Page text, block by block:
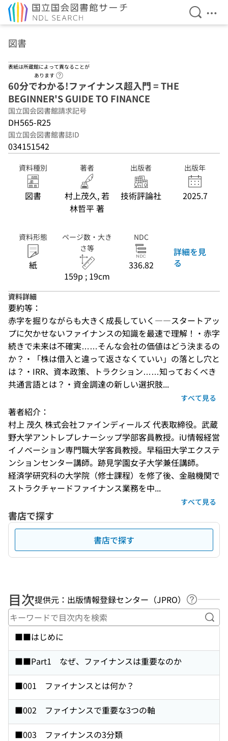
検索を
メ
図書
表紙は所蔵館によって異なることが
あります
60分でわかる!ファイナンス超入門 = THE
BEGINNER'S GUIDE TO FINANCE
国立国会図書館請求記号
DH565-R25
国立国会図書館書誌ID
034151542
資料種別
図書
著者
村上茂久, 若
林哲平 著
出版者
技術評論社
出版年
2025.7
資料形態
紙
ページ数・大き
さ等
159p ; 19cm
NDC
336.82
詳細を見
る
資料詳細
要約等：
赤字を掘りながらも大きく成長していく――スタートアッ
プに欠かせないファイナンスの知識を最速で理解！・赤字
続きで未来は不確実……そんな会社の価値はどう決まるの
か？・「株は借入と違って返さなくていい」の落とし穴と
は？・IRR、資本政策、トラクション……知っておくべき
共通言語とは？・資金調達の新しい選択肢...
すべて見る
著者紹介：
村上 茂久 株式会社ファインディールズ 代表取締役。武蔵
野大学アントレプレナーシップ学部客員教授。iU情報経営
イノベーション専門職大学客員教授。早稲田大学エクステ
ンションセンター講師。跡見学園女子大学兼任講師。
経済学研究科の大学院（修士課程）を修了後、金融機関で
ストラクチャードファイナンス業務を中...
すべて見る
書店で探す
書店で探す
目次提供元：出版情報登録センター（JPRO）
ヘルプペ
キ
■■はじめに
■■Part1 なぜ、ファイナンスは重要なのか
■001 ファイナンスとは何か？
■002 ファイナンスで重要な3つの軸
■003 ファイナンスの3分類